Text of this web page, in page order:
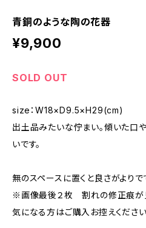
青銅のような陶の花器
¥9,900
SOLD OUT
size：W18×D9.5×H29(cm)
出土品みたいな佇まい。傾いた口
いです。
無のスペースに置くと良さがよりで
※画像最後２枚 割れの修正痕が
気になる方はご購入お控えください